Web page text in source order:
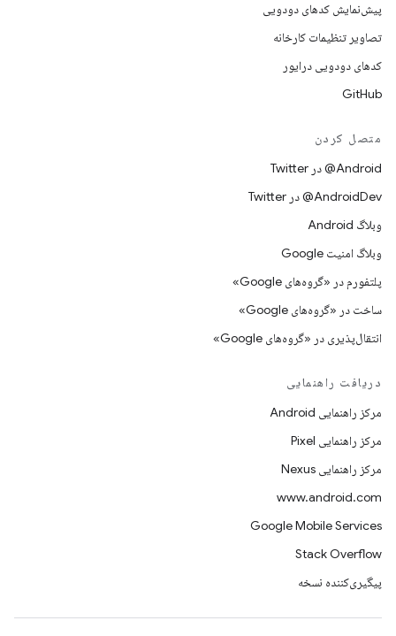
پیش‌نمایش کدهای دودویی
تصاویر تنظیمات کارخانه
کدهای دودویی درایور
GitHub
متصل کردن
Android@ در Twitter
AndroidDev@ در Twitter
وبلاگ Android
وبلاگ امنیت Google
پلتفورم در «گروه‌های Google»
ساخت در «گروه‌های Google»
انتقال‌پذیری در «گروه‌های Google»
دریافت راهنمایی
مرکز راهنمایی Android
مرکز راهنمایی Pixel
مرکز راهنمایی Nexus
www.android.com
Google Mobile Services
Stack Overflow
پیگیری‌کننده نسخه